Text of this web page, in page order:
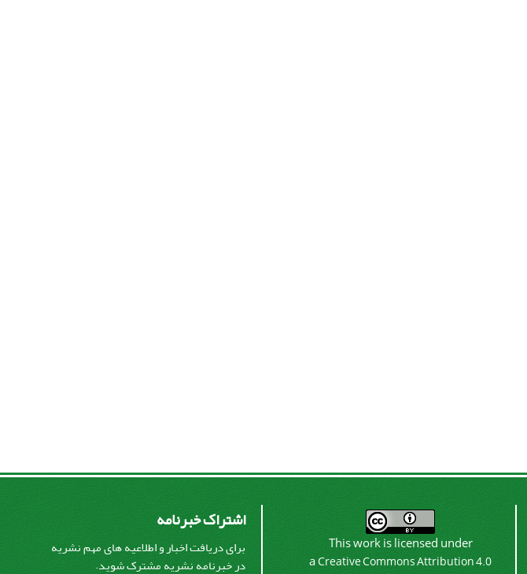
This work is licensed under
aCreative Commons Attribution 4.0
اشتراک خبرنامه
برای دریافت اخبار و اطلاعیه های مهم نشریه
در خبرنامه نشریه مشترک شوید.